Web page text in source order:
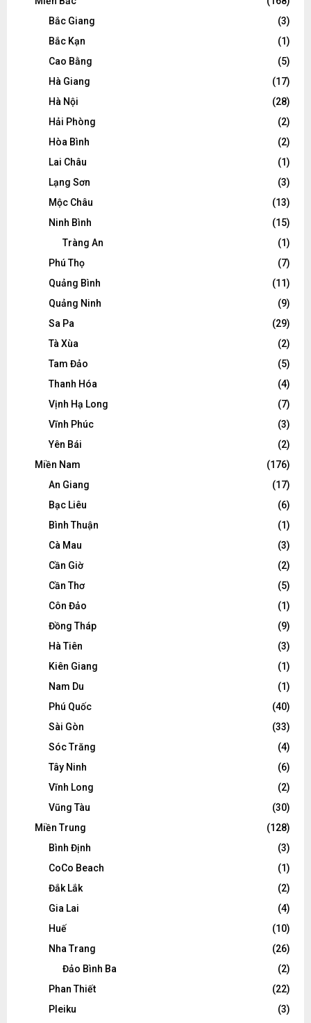
Bắc Giang
(3)
Bắc Kạn
(1)
Cao Bằng
(5)
Hà Giang
(17)
Hà Nội
(28)
Hải Phòng
(2)
Hòa Bình
(2)
Lai Châu
(1)
Lạng Sơn
(3)
Mộc Châu
(13)
Ninh Bình
(15)
Tràng An
(1)
Phú Thọ
(7)
Quảng Bình
(11)
Quảng Ninh
(9)
Sa Pa
(29)
Tà Xùa
(2)
Tam Đảo
(5)
Thanh Hóa
(4)
Vịnh Hạ Long
(7)
Vĩnh Phúc
(3)
Yên Bái
(2)
Miền Nam
(176)
An Giang
(17)
Bạc Liêu
(6)
Bình Thuận
(1)
Cà Mau
(3)
Cần Giờ
(2)
Cần Thơ
(5)
Côn Đảo
(1)
Đồng Tháp
(9)
Hà Tiên
(3)
Kiên Giang
(1)
Nam Du
(1)
Phú Quốc
(40)
Sài Gòn
(33)
Sóc Trăng
(4)
Tây Ninh
(6)
Vĩnh Long
(2)
Vũng Tàu
(30)
Miền Trung
(128)
Bình Định
(3)
CoCo Beach
(1)
Đắk Lắk
(2)
Gia Lai
(4)
Huế
(10)
Nha Trang
(26)
Đảo Bình Ba
(2)
Phan Thiết
(22)
Pleiku
(3)